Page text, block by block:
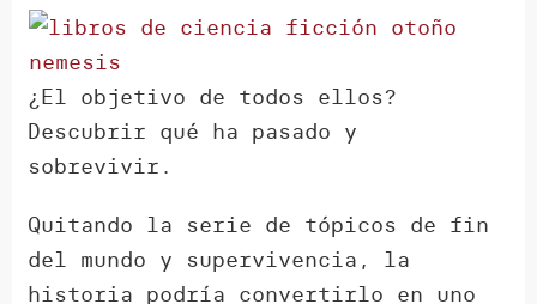
¿El objetivo de todos ellos?
Descubrir qué ha pasado y
sobrevivir.
Quitando la serie de tópicos de fin
del mundo y supervivencia, la
historia podría convertirlo en uno